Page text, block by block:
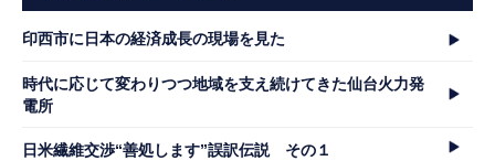
印西市に日本の経済成長の現場を見た
時代に応じて変わりつつ地域を支え続けてきた仙台火力発
電所
日米繊維交渉“善処します”誤訳伝説 その１